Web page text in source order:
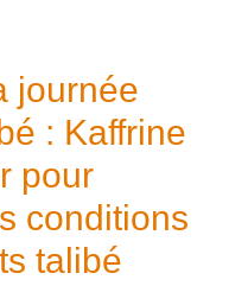
journée
: Kaffrine
pour
conditions
talibé